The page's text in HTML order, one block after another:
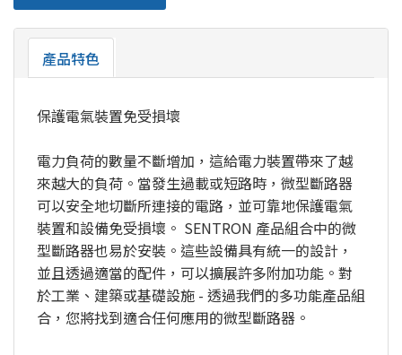
產品特色
保護電氣裝置免受損壞
電力負荷的數量不斷增加，這給電力裝置帶來了越
來越大的負荷。當發生過載或短路時，微型斷路器
可以安全地切斷所連接的電路，並可靠地保護電氣
裝置和設備免受損壞。 SENTRON 產品組合中的微
型斷路器也易於安裝。這些設備具有統一的設計，
並且透過適當的配件，可以擴展許多附加功能。對
於工業、建築或基礎設施 - 透過我們的多功能產品組
合，您將找到適合任何應用的微型斷路器。